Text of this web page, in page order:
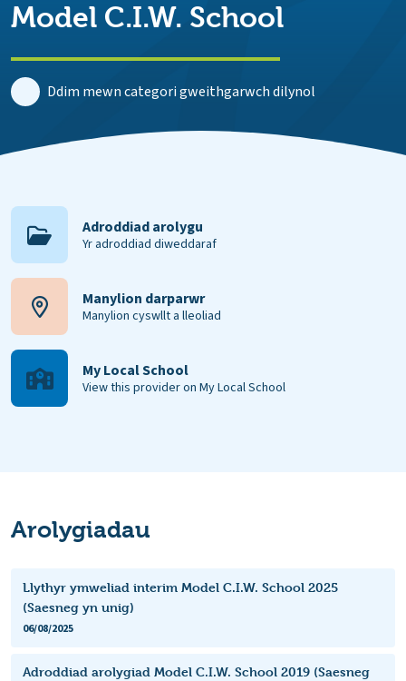
Model C.I.W. School
Ddim mewn categori gweithgarwch dilynol
Adroddiad arolygu
Yr adroddiad diweddaraf
Manylion darparwr
Manylion cyswllt a lleoliad
My Local School
View this provider on My Local School
Arolygiadau
Llythyr ymweliad interim Model C.I.W. School 2025
(Saesneg yn unig)
06/08/2025
Adroddiad arolygiad Model C.I.W. School 2019 (Saesneg